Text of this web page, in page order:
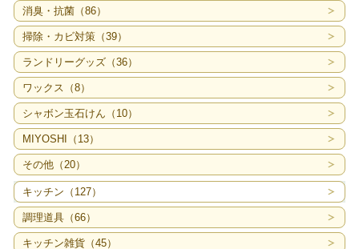
消臭・抗菌（86）
掃除・カビ対策（39）
ランドリーグッズ（36）
ワックス（8）
シャボン玉石けん（10）
MIYOSHI（13）
その他（20）
キッチン（127）
調理道具（66）
キッチン雑貨（45）